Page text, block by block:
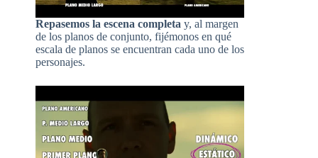
Repasemos la escena completa y, al margen
de los planos de conjunto, fijémonos en qué
escala de planos se encuentran cada uno de los
personajes.